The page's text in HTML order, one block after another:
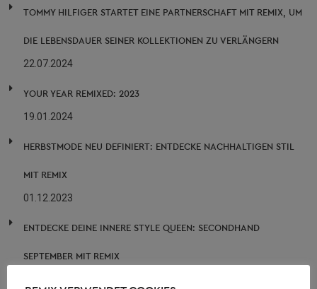
TOMMY HILFIGER STARTET EINE PARTNERSCHAFT MIT REMIX, UM
DIE LEBENSDAUER SEINER KOLLEKTIONEN ZU VERLÄNGERN
22.07.2024
YOUR YEAR REMIXED: 2023
19.01.2024
HERBSTMODE NEU DEFINIERT: ENTDECKE NACHHALTIGEN STIL
MIT REMIX
01.12.2023
ENTDECKE DEINE INNERE STYLE QUEEN: SECONDHAND
SEPTEMBER MIT REMIX